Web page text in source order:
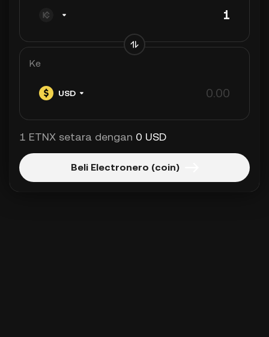
Ke
USD
1 ETNX setara dengan 0 USD
Beli Electronero (coin)